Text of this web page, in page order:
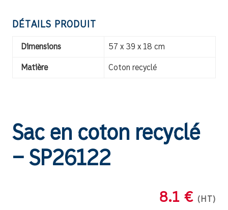
DÉTAILS PRODUIT
Dimensions 57 x 39 x 18 cm
Matière Coton recyclé
Sac en coton recyclé
– SP26122
8.1 € (HT)